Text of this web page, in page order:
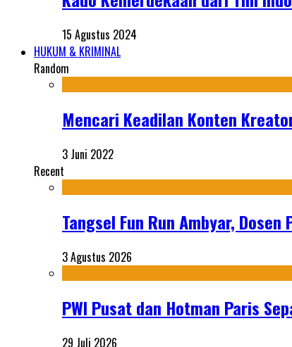
15 Agustus 2024
HUKUM & KRIMINAL
Random
Mencari Keadilan Konten
3 Juni 2022
Recent
Tangsel Fun Run Ambyar,
3 Agustus 2026
PWI Pusat dan Hotman Paris
29 Juli 2026